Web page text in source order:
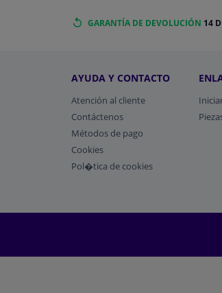
GARANTÍA DE DEVOLUCIÓN 14
AYUDA Y CONTACTO
Atención al cliente
Contáctenos
Métodos de pago
​Cookies
Pol�tica de cookies